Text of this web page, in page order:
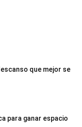
que mejor se
para ganar espacio